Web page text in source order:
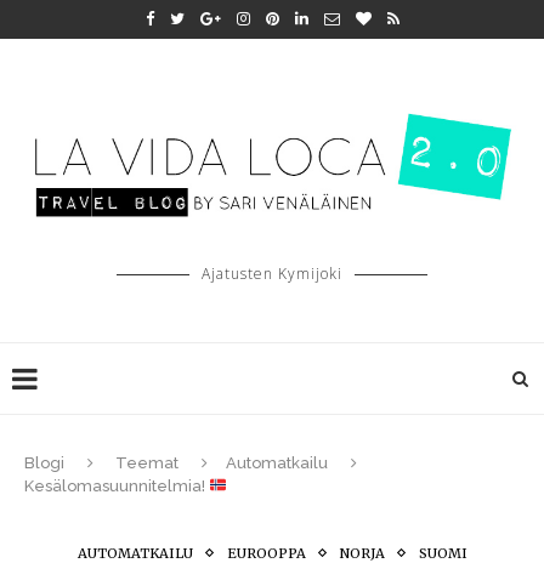
Ajatusten Kymijoki
Blogi Teemat
Automatkailu
Kesälomasuunnitelmia!
AUTOMATKAILU EUROOPPA NORJA SUOMI